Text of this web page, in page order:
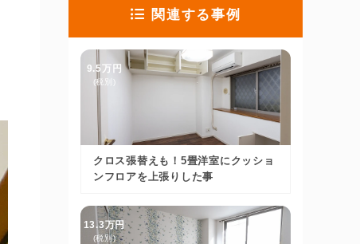
関連する事例
9.5万円
(税別)
クロス張替えも！5畳洋室にクッショ
ンフロアを上張りした事
13.3万円
(税別)